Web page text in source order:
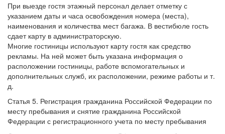
При выезде гостя этажный персонал делает отметку с
указанием даты и часа освобождения номера (места),
наименования и количества мест багажа. В вестибюле гость
сдает карту в администраторскую.
Многие гостиницы используют карту гостя как средство
рекламы. На ней может быть указана информация о
расположении гостиницы, работе вспомогательных и
дополнительных служб, их расположении, режиме работы и т.
д.
Статья 5. Регистрация гражданина Российской Федерации по
месту пребывания и снятие гражданина Российской
Федерации с регистрационного учета по месту пребывания